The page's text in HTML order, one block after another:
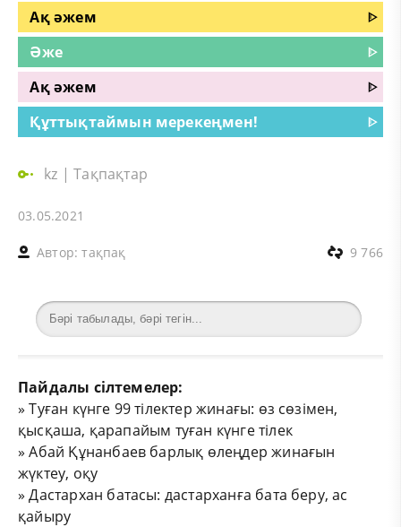
Ақ әжем
ᐈ
Әже
ᐈ
Ақ әжем
ᐈ
Құттықтаймын мерекеңмен!
ᐈ
kz |Тақпақтар
03.05.2021
Автор:тақпақ 9 766
Пайдалы сілтемелер:
»Туған күнге 99 тілектер жинағы: өз сөзімен,
қысқаша, қарапайым туған күнге тілек
»Абай Құнанбаев барлық өлеңдер жинағын
жүктеу, оқу
»Дастархан батасы: дастарханға бата беру, ас
қайыру